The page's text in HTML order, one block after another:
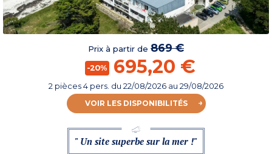
Prix à partir de 869 €
-20% 695,20 €
2 pièces 4 pers. du 22/08/2026 au 29/08/2026
VOIR LES DISPONIBILITÉS
" Un site superbe sur la mer !"